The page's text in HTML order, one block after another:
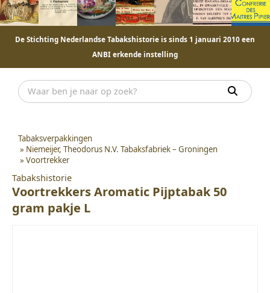
De Stichting Nederlandse Tabakshistorie is sinds 1 januari 2010 een
ANBI erkende instelling
Tabaksverpakkingen
» Niemeijer, Theodorus N.V. Tabaksfabriek – Groningen
» Voortrekker
Tabakshistorie
Voortrekkers Aromatic Pijptabak 50
gram pakje L